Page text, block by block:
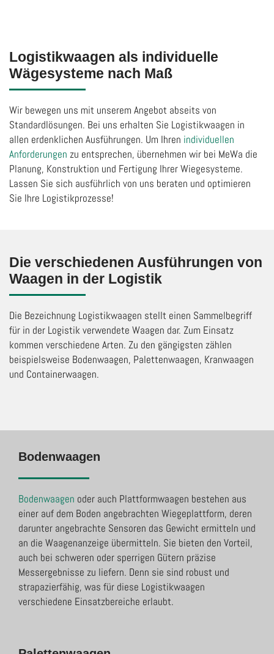
Logistikwaagen als individuelle
Wägesysteme nach Maß
Wir bewegen uns mit unserem Angebot abseits von
Standardlösungen. Bei uns erhalten Sie Logistikwaagen in
allen erdenklichen Ausführungen. Um Ihren individuellen
Anforderungen zu entsprechen, übernehmen wir bei MeWa die
Planung, Konstruktion und Fertigung Ihrer Wiegesysteme.
Lassen Sie sich ausführlich von uns beraten und optimieren
Sie Ihre Logistikprozesse!
Die verschiedenen Ausführungen von
Waagen in der Logistik
Die Bezeichnung Logistikwaagen stellt einen Sammelbegriff
für in der Logistik verwendete Waagen dar. Zum Einsatz
kommen verschiedene Arten. Zu den gängigsten zählen
beispielsweise Bodenwaagen, Palettenwaagen, Kranwaagen
und Containerwaagen.
Bodenwaagen
Bodenwaagen oder auch Plattformwaagen bestehen aus
einer auf dem Boden angebrachten Wiegeplattform, deren
darunter angebrachte Sensoren das Gewicht ermitteln und
an die Waagenanzeige übermitteln. Sie bieten den Vorteil,
auch bei schweren oder sperrigen Gütern präzise
Messergebnisse zu liefern. Denn sie sind robust und
strapazierfähig, was für diese Logistikwaagen
verschiedene Einsatzbereiche erlaubt.